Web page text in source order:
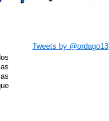
Tweets by @ordago13